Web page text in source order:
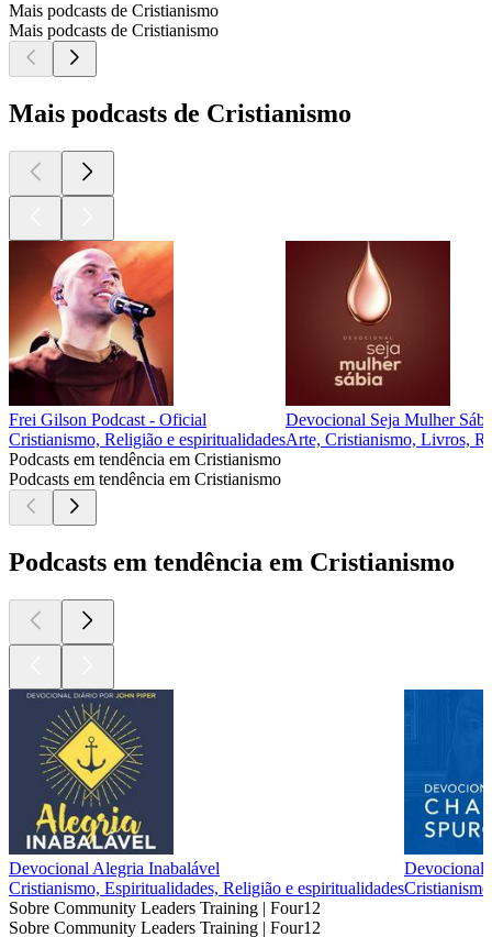
Mais podcasts de Cristianismo
Mais podcasts de Cristianismo
Mais podcasts de Cristianismo
Frei Gilson Podcast - Oficial
Cristianismo, Religião e espiritualidades
Devocional Seja Mulher
Arte, Cristianismo, Livros,
Podcasts em tendência em Cristianismo
Podcasts em tendência em Cristianismo
Podcasts em tendência em Cristianismo
Devocional Alegria Inabalável
Cristianismo, Espiritualidades, Religião e espiritualidades
Devocional
Sobre Community Leaders Training | Four12
Sobre Community Leaders Training | Four12